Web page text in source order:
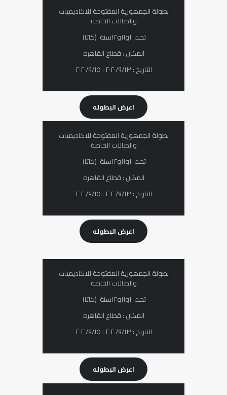
بطولة الجمھوریة المفتوحة للاكادیمیات
والصالات الخاصة
تحت ١٠و١١و١٢سنة (كاتا)
المكان : قطاع القاهره
التاريخ : ٢٠٢٠/٩/١٣ : ٢٠٢٠/٩/١٥
اعرض البطوله
بطولة الجمھوریة المفتوحة للاكادیمیات
والصالات الخاصة
تحت ١٠و١١و١٢سنة (كاتا)
المكان : قطاع القاهره
التاريخ : ٢٠٢٠/٩/١٣ : ٢٠٢٠/٩/١٥
اعرض البطوله
بطولة الجمھوریة المفتوحة للاكادیمیات
والصالات الخاصة
تحت ١٠و١١و١٢سنة (كاتا)
المكان : قطاع القاهره
التاريخ : ٢٠٢٠/٩/١٣ : ٢٠٢٠/٩/١٥
اعرض البطوله